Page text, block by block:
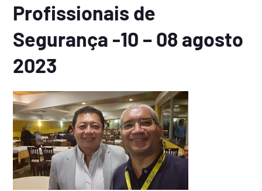
Profissionais de
Segurança -10 – 08 agosto
2023